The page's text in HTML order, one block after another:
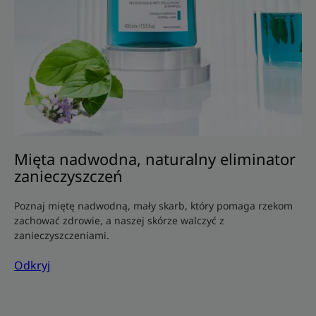
Mięta nadwodna, naturalny eliminator
zanieczyszczeń
Poznaj miętę nadwodną, mały skarb, który pomaga rzekom
zachować zdrowie, a naszej skórze walczyć z
zanieczyszczeniami.
Odkryj